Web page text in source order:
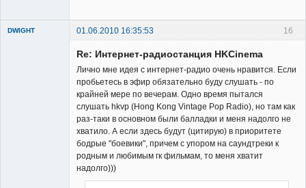
16
DWIGHT 01.06.2010 16:35:53
Re: Интернет-радиостанция HKCinema
Лично мне идея с интернет-радио очень нравится. Если
пробьетесь в эфир обязательно буду слушать - по
крайней мере по вечерам. Одно время пытался
слушать hkvp (Hong Kong Vintage Pop Radio), но там как
раз-таки в основном были балладки и меня надолго не
хватило. А если здесь будут (цитирую) в приоритете
бодрые "боевики", причем с упором на саундтреки к
родным и любимым гк фильмам, то меня хватит
надолго)))